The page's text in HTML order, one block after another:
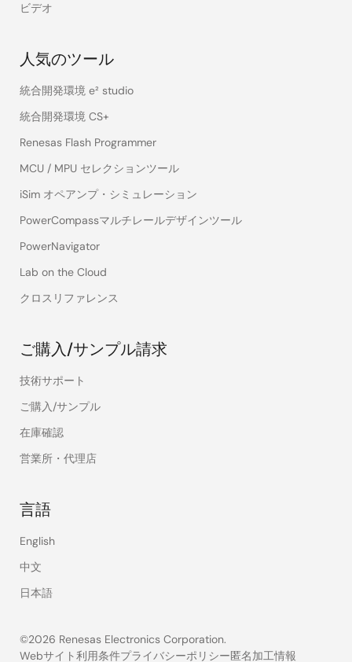
ビデオ
人気のツール
統合開発環境 e² studio
統合開発環境 CS+
Renesas Flash Programmer
MCU / MPU セレクションツール
iSim オペアンプ・シミュレーション
PowerCompassマルチレールデザインツール
PowerNavigator
Lab on the Cloud
クロスリファレンス
ご購入/サンプル請求
技術サポート
ご購入/サンプル
在庫確認
営業所・代理店
言語
English
中文
日本語
©2026 Renesas Electronics Corporation.
Webサイト利用条件プライバシーポリシー匿名加工情報